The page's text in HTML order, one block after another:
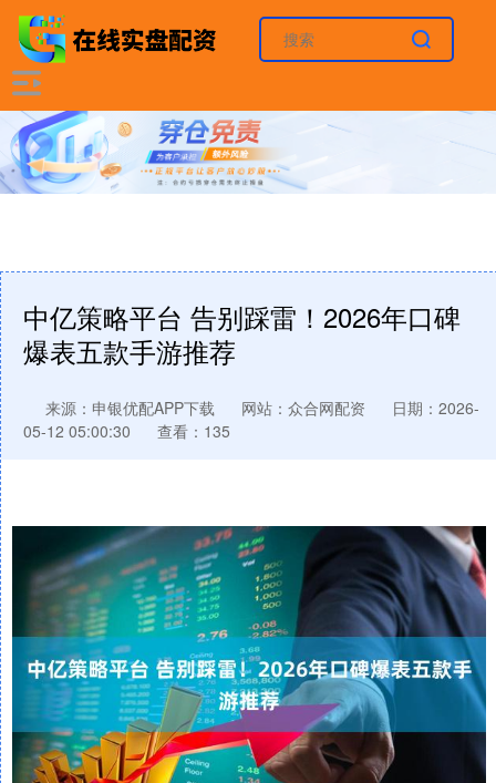
中亿策略平台 告别踩雷！2026年口碑
爆表五款手游推荐
来源：申银优配APP下载 网站：众合网配资
日期：2026-
05-12 05:00:30
查看：135